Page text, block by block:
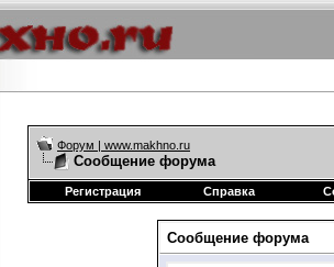
Форум | www.makhno.ru
Сообщение форума
Регистрация Справка
Сообщение форума